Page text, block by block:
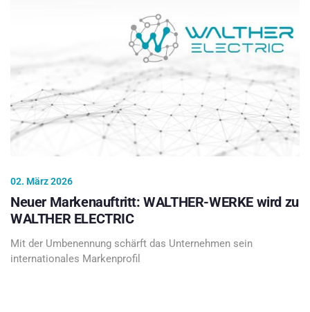
02. März 2026
Neuer Markenauftritt: WALTHER-WERKE wird zu
WALTHER ELECTRIC
Mit der Umbenennung schärft das Unternehmen sein
internationales Markenprofil